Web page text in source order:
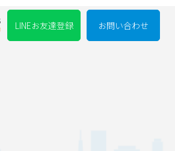
LINEお友達登録 お問い合わせ